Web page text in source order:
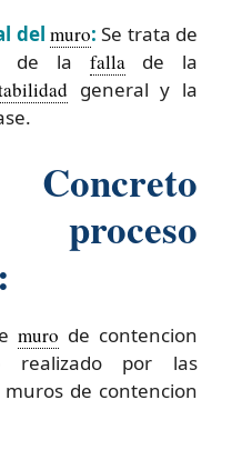
del muro: Se trata de
de la fallade la
general y la
muro de contencion
realizado por las
de contencion